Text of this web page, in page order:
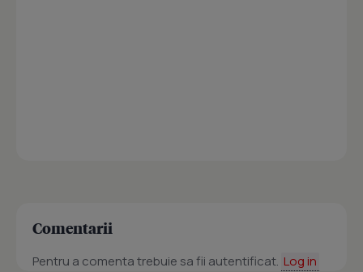
Comentarii
Pentru a comenta trebuie sa fii autentificat. Log in